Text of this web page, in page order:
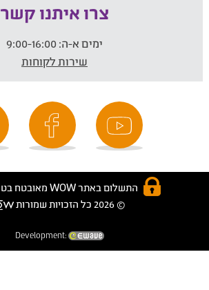
צרו איתנו קשר
ימים א-ה:
שירות לקוחות
התשלום באתר WOW מאובטח בטכנולוגית SSL
© 2026 כל הזכויות שמורות
Development: